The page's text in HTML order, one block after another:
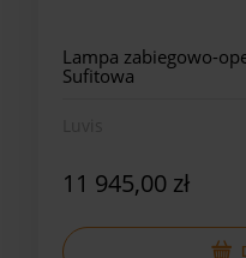
Lampa zabiegowo-
Sufitowa
11 945,00 zł